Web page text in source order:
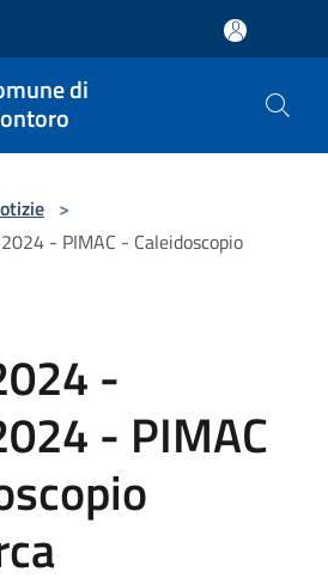
di
>
- PIMAC - Caleidoscopio
-
- PIMAC